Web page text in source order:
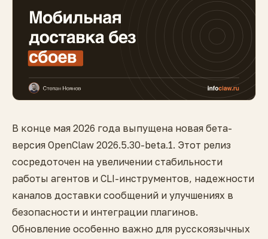
В конце мая 2026 года выпущена новая бета-
версия OpenClaw 2026.5.30-beta.1. Этот релиз
сосредоточен на увеличении стабильности
работы агентов и CLI-инструментов, надежности
каналов доставки сообщений и улучшениях в
безопасности и интеграции плагинов.
Обновление особенно важно для русскоязычных